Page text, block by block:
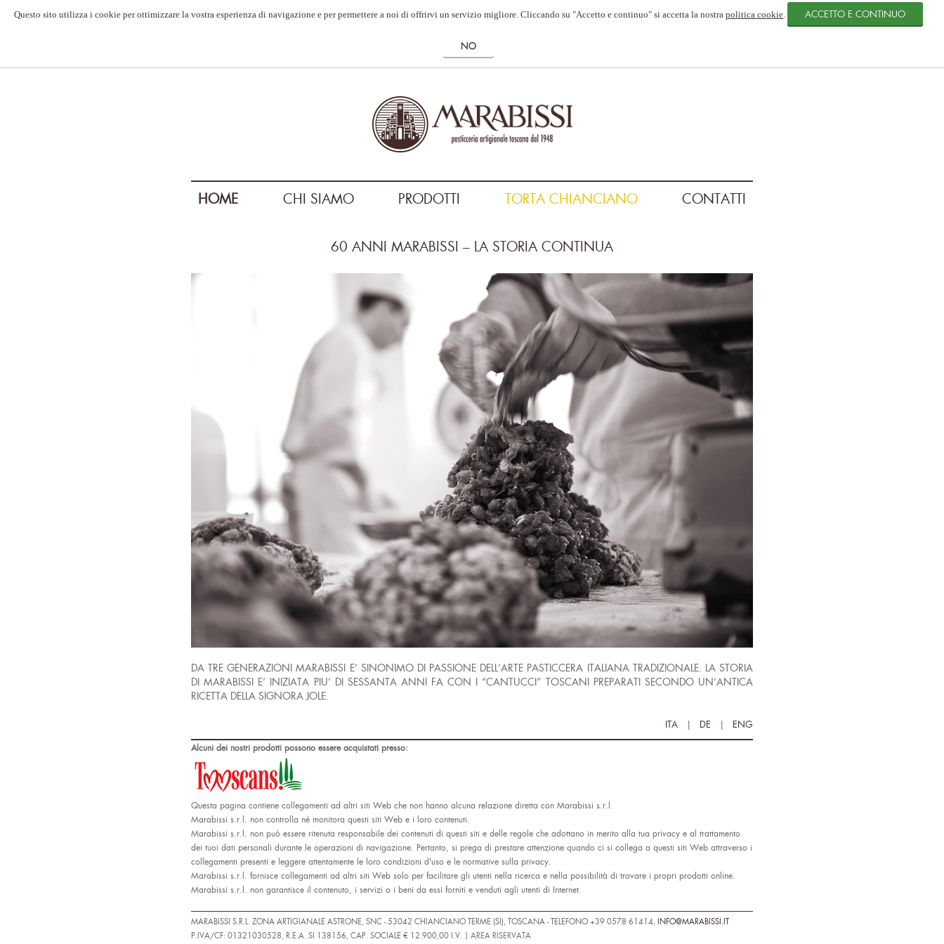
Questo sito utilizza i cookie per ottimizzare la vostra esperienza di navigazione e per permettere a noi di offrirvi un servizio migliore. Cliccando su "Accetto e continuo" si accetta la nostra politica cookie.
HOME CHI SIAMO PRODOTTI TORTA CHIANCIANO CONTATTI
60 ANNI MARABISSI – LA STORIA CONTINUA
DA TRE GENERAZIONI MARABISSI E’ SINONIMO DI PASSIONE DELL’ARTE PASTICCERA ITALIANA TRADIZIONALE. LA STORIA
DI MARABISSI E’ INIZIATA PIU’ DI SESSANTA ANNI FA CON I “CANTUCCI” TOSCANI PREPARATI SECONDO UN’ANTICA
RICETTA DELLA SIGNORA JOLE.
ITA | DE | ENG
Alcuni dei nostri prodotti possono essere acquistati presso:
Questa pagina contiene collegamenti ad altri siti Web che non hanno alcuna relazione diretta con Marabissi s.r.l.
Marabissi s.r.l. non controlla né monitora questi siti Web e i loro contenuti.
Marabissi s.r.l. non può essere ritenuta responsabile dei contenuti di questi siti e delle regole che adottano in merito alla tua privacy e al trattamento
dei tuoi dati personali durante le operazioni di navigazione. Pertanto, si prega di prestare attenzione quando ci si collega a questi siti Web attraverso i
collegamenti presenti e leggere attentamente le loro condizioni d'uso e le normative sulla privacy.
Marabissi s.r.l. fornisce collegamenti ad altri siti Web solo per facilitare gli utenti nella ricerca e nella possibilità di trovare i propri prodotti online.
Marabissi s.r.l. non garantisce il contenuto, i servizi o i beni da essi forniti e venduti agli utenti di Internet.
MARABISSI S.R.L. ZONA ARTIGIANALE ASTRONE, SNC - 53042 CHIANCIANO TERME (SI), TOSCANA - TELEFONO +39 0578 61414, INFO@MARABISSI.IT
P.IVA/CF: 01321030528, R.E.A. SI 138156, CAP. SOCIALE € 12.900,00 I.V. | AREA RISERVATA